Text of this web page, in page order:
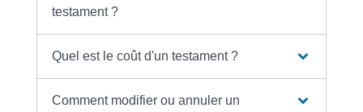
testament ?
Quel est le coût d'un testament ?
Comment modifier ou annuler un